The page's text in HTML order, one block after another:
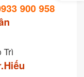
900 958
Trì